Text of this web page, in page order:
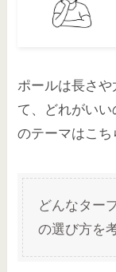
ポールは長さ
て、どれがい
のテーマはこち
どんなター
の選び方を